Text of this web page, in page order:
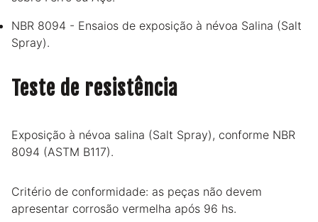
NBR 8094 - Ensaios de exposição à névoa Salina (Salt
Spray).
Teste de resistência
Exposição à névoa salina (Salt Spray), conforme NBR
8094 (ASTM B117).
Critério de conformidade: as peças não devem
apresentar corrosão vermelha após 96 hs.